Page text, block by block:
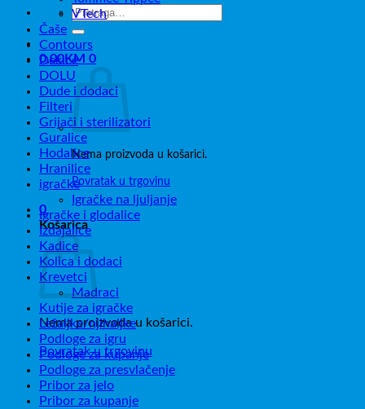
Pretraži:
0,00KM 0
Nema proizvoda u košarici.
Povratak u trgovinu
0
Košarica
Nema proizvoda u košarici.
Povratak u trgovinu
VTech
Čaše
Contours
Dekice
DOLU
Dude i dodaci
Filteri
Grijači i sterilizatori
Guralice
Hodalice
Hranilice
igračke
Igračke na ljuljanje
Igračke i glodalice
Izdajalice
Kadice
Kolica i dodaci
Krevetci
Madraci
Kutije za igračke
Ležaljke/njihaljke
Podloge za igru
Podloge za kupanje
Podloge za presvlačenje
Pribor za jelo
Pribor za kupanje